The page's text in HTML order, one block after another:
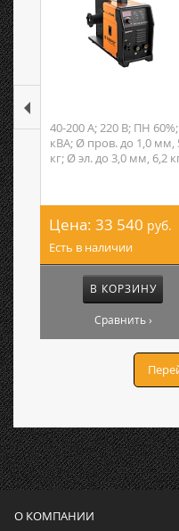
40-200 А; 220 В; ПН
кВА; Ø пров. до 1,0 мм,
кг; Ø эл. до 3,0 мм, 6,2
Цена: 33 540 руб.
Есть в наличии
В КОРЗИНУ
Сравнить ›
О КОМПАНИИ